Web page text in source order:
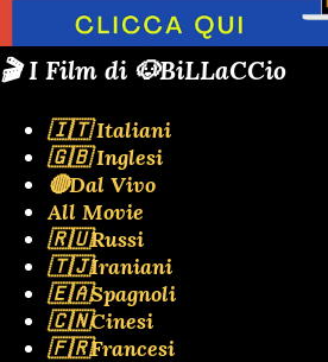
🎬 I Film di 🐶BiLLaCCio
🇮🇹 Italiani
🇬🇧 Inglesi
🔴Dal Vivo
All Movie
🇷🇺Russi
🇹🇯Iraniani
🇪🇦Spagnoli
🇨🇳Cinesi
🇫🇷Francesi